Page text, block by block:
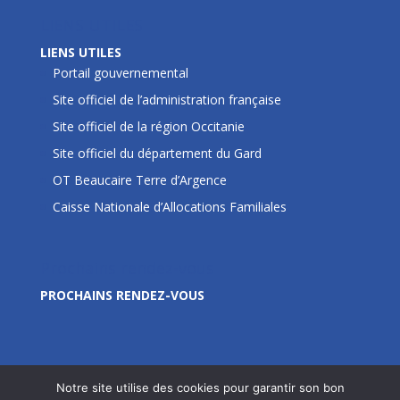
LIENS UTILES
Portail gouvernemental
Site officiel de l’administration française
Site officiel de la région Occitanie
Site officiel du département du Gard
OT Beaucaire Terre d’Argence
Caisse Nationale d’Allocations Familiales
PROCHAINS RENDEZ-VOUS
Notre site utilise des cookies pour garantir son bon